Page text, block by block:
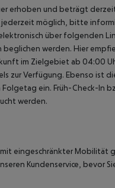
erhoben und beträgt
möglich, bitte
über folgenden
beglichen werden. Hier
im Zielgebiet ab 04:00
zur Verfügung. Ebenso ist
Folgetag ein. Früh-Check-
werden.
eingeschränkter
Kundenservice, bevor